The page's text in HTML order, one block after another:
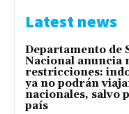
Latest news
Departamento de
Nacional anuncia
restricciones:
ya no podrán
nacionales, salvo
país